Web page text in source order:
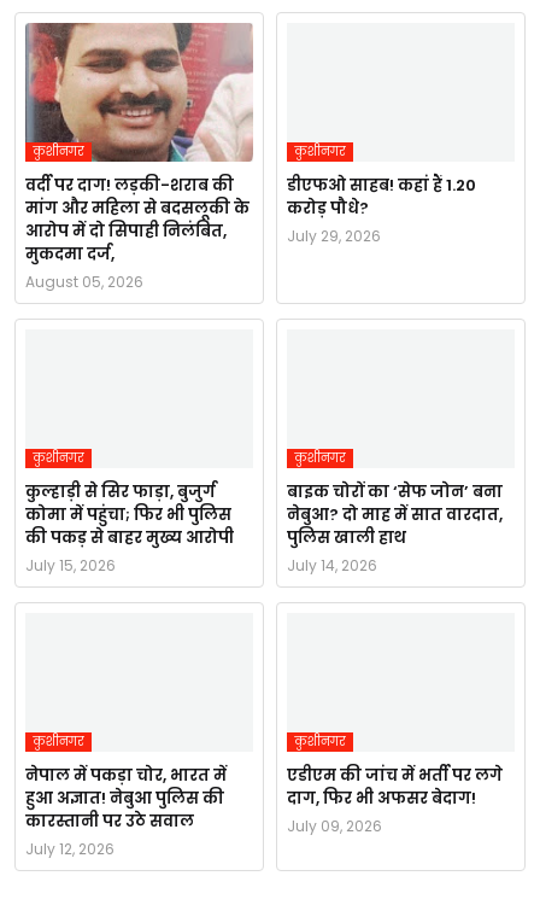
कुशीनगर
वर्दी पर दाग! लड़की-शराब की
मांग और महिला से बदसलूकी के
आरोप में दो सिपाही निलंबित,
मुकदमा दर्ज,
August 05, 2026
कुशीनगर
डीएफओ साहब! कहां हैं 1.20
करोड़ पौधे?
July 29, 2026
कुशीनगर
कुल्हाड़ी से सिर फाड़ा, बुजुर्ग
कोमा में पहुंचा; फिर भी पुलिस
की पकड़ से बाहर मुख्य आरोपी
July 15, 2026
कुशीनगर
बाइक चोरों का ‘सेफ जोन’ बना
नेबुआ? दो माह में सात वारदात,
पुलिस खाली हाथ
July 14, 2026
कुशीनगर
नेपाल में पकड़ा चोर, भारत में
हुआ अज्ञात! नेबुआ पुलिस की
कारस्तानी पर उठे सवाल
July 12, 2026
कुशीनगर
एडीएम की जांच में भर्ती पर लगे
दाग, फिर भी अफसर बेदाग!
July 09, 2026